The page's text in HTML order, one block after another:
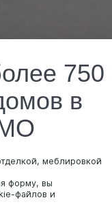
750
в
меблировкой
форму, вы
файлов и